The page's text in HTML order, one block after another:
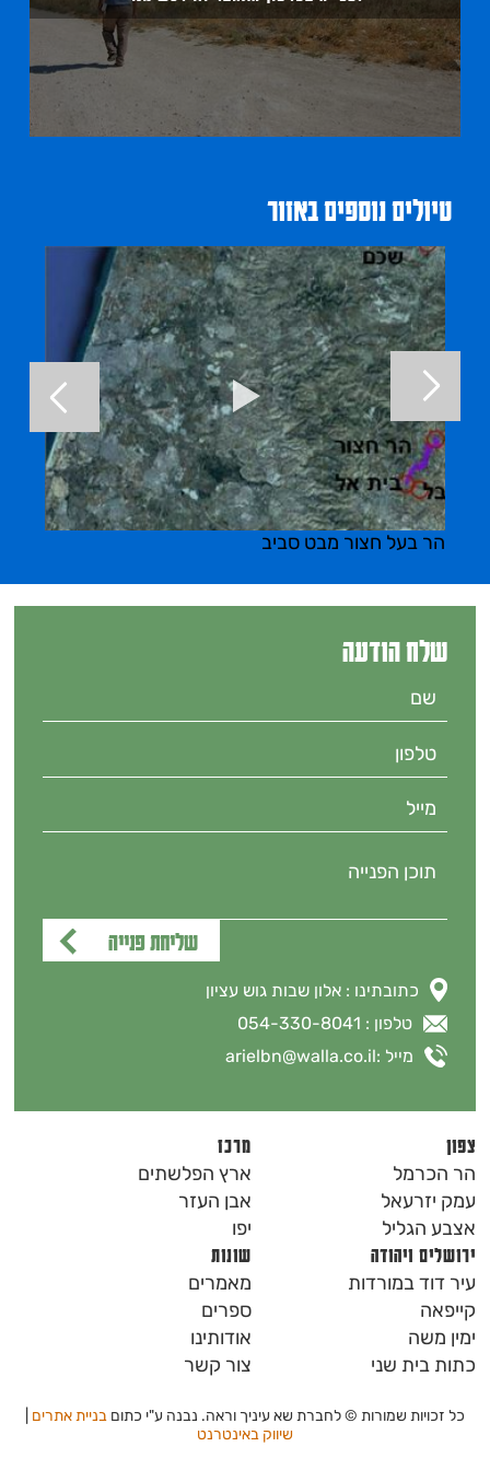
טיולים נוספים באזור
הר בעל חצור מבט סביב
שלח הודעה
כתובתינו : אלון שבות גוש עציון
טלפון : 054-330-8041
מייל :arielbn@walla.co.il
צפון
הר הכרמל
עמק יזרעאל
אצבע הגליל
מרכז
ארץ הפלשתים
אבן העזר
יפו
ירושלים ויהודה
עיר דוד במורדות
קייפאה
ימין משה
כתות בית שני
שונות
מאמרים
ספרים
אודותינו
צור קשר
כל זכויות שמורות © לחברת שא עיניך וראה. נבנה ע"י כתום בניית אתרים
שיווק באינטרנט